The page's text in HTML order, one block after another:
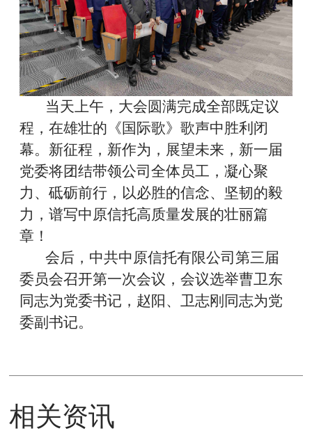
当天上午，大会圆满完成全部既定议
程，在雄壮的《国际歌》歌声中胜利闭
幕。新征程，新作为，展望未来，新一届
党委将团结带领公司全体员工，凝心聚
力、砥砺前行，以必胜的信念、坚韧的毅
力，谱写中原信托高质量发展的壮丽篇
章！
会后， 中共中原信托有限公司第三届
委员会召开第一次会议 ，会议选举曹卫东
同志为党委书记，赵阳、卫志刚同志为党
委副书记。
相关资讯